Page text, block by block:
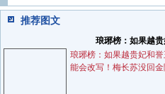
推荐图文
琅琊榜：如果越
琅琊榜：如果越贵妃和
能会改写！梅长苏没回金